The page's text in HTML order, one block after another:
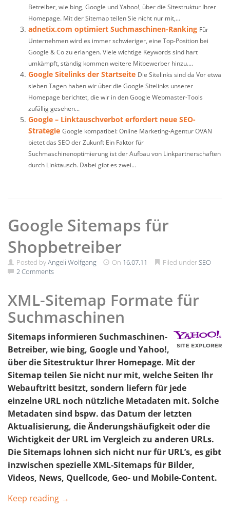
Betreiber, wie bing, Google und Yahoo!, über die Sitestruktur Ihrer
Homepage. Mit der Sitemap teilen Sie nicht nur mit,...
adnetix.com optimiert Suchmaschinen-Ranking Für
Unternehmen wird es immer schwieriger, eine Top-Position bei
Google & Co zu erlangen. Viele wichtige Keywords sind hart
umkämpft, ständig kommen weitere Mitbewerber hinzu....
Google Sitelinks der Startseite Die Sitelinks sind da Vor etwa
sieben Tagen haben wir über die Google Sitelinks unserer
Homepage berichtet, die wir in den Google Webmaster-Tools
zufällig gesehen...
Google – Linktauschverbot erfordert neue SEO-
Strategie Google kompatibel: Online Marketing-Agentur OVAN
bietet das SEO der Zukunft Ein Faktor für
Suchmaschinenoptimierung ist der Aufbau von Linkpartnerschaften
durch Linktausch. Dabei gibt es zwei...
Google Sitemaps für
Shopbetreiber
Posted byAngeli Wolfgang On 16.07.11 Filed underSEO
2 Comments
XML-Sitemap Formate für
Suchmaschinen
Sitemaps informieren Suchmaschinen-
Betreiber, wie bing, Google und Yahoo!,
über die Sitestruktur Ihrer Homepage. Mit der
Sitemap teilen Sie nicht nur mit, welche Seiten Ihr
Webauftritt besitzt, sondern liefern für jede
einzelne URL noch nützliche Metadaten mit. Solche
Metadaten sind bspw. das Datum der letzten
Aktualisierung, die Änderungshäufigkeit oder die
Wichtigkeit der URL im Vergleich zu anderen URLs.
Die Sitemaps lohnen sich nicht nur für URL’s, es gibt
inzwischen spezielle XML-Sitemaps für Bilder,
Videos, News, Quellcode, Geo- und Mobile-Content.
Keep reading →